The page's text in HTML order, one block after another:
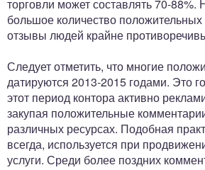
торговли может составлять 70-88%.
большое количество положительных
отзывы людей крайне
Следует отметить, что многие
датируются 2013-2015 годами. Это
этот период контора активно
закупая положительные
различных ресурсах. Подобная
всегда, используется при
услуги. Среди более поздних